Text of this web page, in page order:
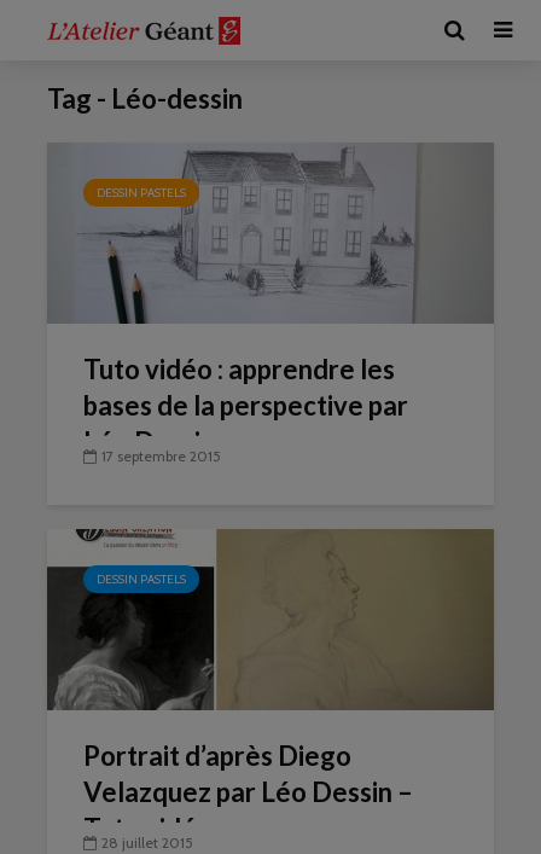
Tag - Léo-dessin
DESSIN PASTELS
Tuto vidéo : apprendre les
bases de la perspective par
Léo Dessin
17 septembre 2015
DESSIN PASTELS
Portrait d’après Diego
Velazquez par Léo Dessin –
Tuto vidéo
28 juillet 2015